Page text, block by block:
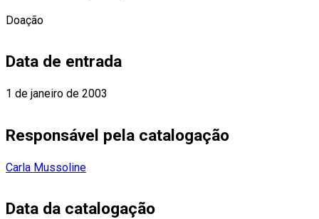
Doação
Data de entrada
1 de janeiro de 2003
Responsável pela catalogação
Carla Mussoline
Data da catalogação